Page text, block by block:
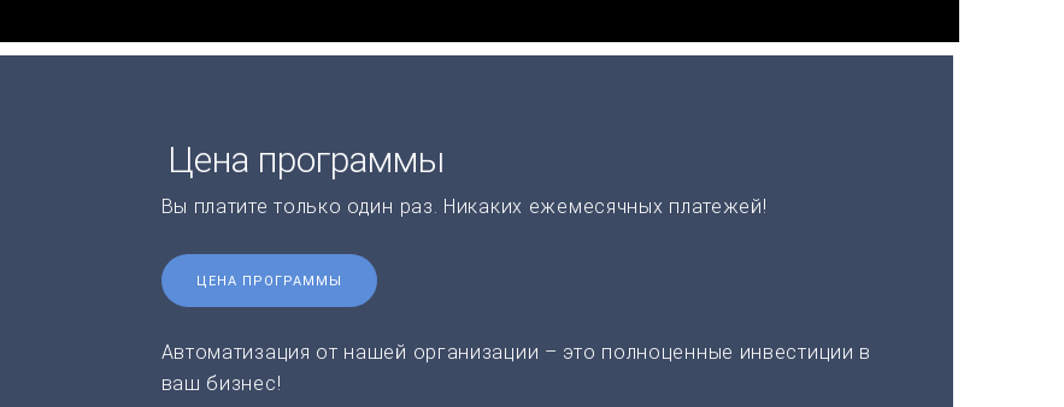
Цена программы
Вы платите только один раз. Никаких ежемесячных платежей!
ЦЕНА ПРОГРАММЫ
Автоматизация от нашей организации – это полноценные инвестиции в
ваш бизнес!